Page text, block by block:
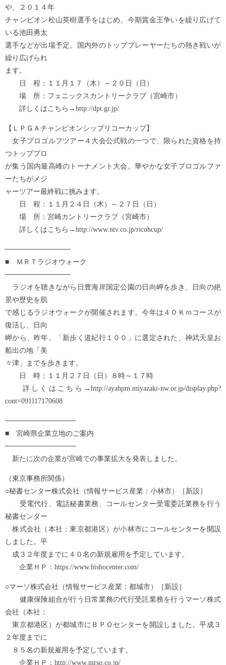
や、２０１４年
チャンピオン松山英樹選手をはじめ、今期賞金王争いを繰り広げて
いる池田勇太
選手などが出場予定。国内外のトッププレーヤーたちの熱き戦いが
繰り広げられ
ます。
日 程：１１月１７（木）～２０日（日）
場 所：フェニックスカントリークラブ（宮崎市）
詳しくはこちら→http://dpt.gr.jp/
【ＬＰＧＡチャンピオンシップリコーカップ】
女子プロゴルフツアー４大会公式戦の一つで、限られた資格を持
つトッププロ
が集う国内最高峰のトーナメント大会。華やかな女子プロゴルファ
ーたちがメジ
ャーツアー最終戦に挑みます。
日 程：１１月２４日（木）～２７日（日）
場 所：宮崎カントリークラブ（宮崎市）
詳しくはこちら→http://www.ntv.co.jp/ricohcup/
─────────────
■ ＭＲＴラジオウォーク
─────────────
ラジオを聴きながら日豊海岸国定公園の日向岬を歩き、日向の絶
景や歴史を肌
で感じるラジオウォークが開催されます。今年は４０Ｋｍコースが
復活し、日向
岬から、昨年、「新歩く道紀行１００」に選定された、神武天皇お
船出の地「美
々津」までを歩きます。
日 時：１１月２７日（日）８時～１７時
詳しくはこちら→http://ayahpm.miyazaki-nw.or.jp/display.php?
cont=091117170608
──────────────
■ 宮崎県企業立地のご案内
──────────────
新たに次の企業が宮崎での事業拡大を発表しました。
（東京事務所関係）
○秘書センター株式会社（情報サービス産業：小林市）［新設］
受電代行、電話秘書業務、コールセンター受電委託業務を行う
秘書センター
株式会社（本社：東京都港区）が小林市にコールセンターを開設
しました。平
成３２年度までに４０名の新規雇用を予定しています。
企業ＨＰ：https://www.hishocenter.com/
○マーソ株式会社（情報サービス産業：都城市）［新設］
健康保険組合が行う日常業務の代行受託業務を行うマーソ株式
会社（本社：
東京都港区）が都城市にＢＰＯセンターを開設しました。平成３
２年度までに
８５名の新規雇用を予定しています。
企業ＨＰ：http://www.mrso.co.jp/